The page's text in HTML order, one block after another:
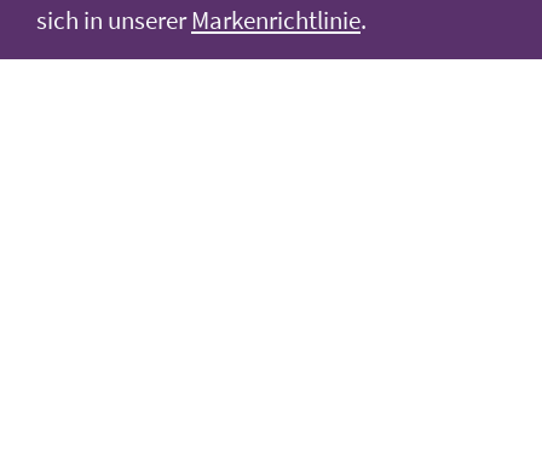
sich in unsererMarkenrichtlinie.